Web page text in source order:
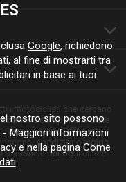
e componenti delle
Shima o Nexx. Offriamo
spedizione rapida,
per ogni stile e
Google, richiedono
al fine di mostrarti tra
in base ai tuoi
nostro sito possono
Maggiori informazioni
e nella pagina Come
.